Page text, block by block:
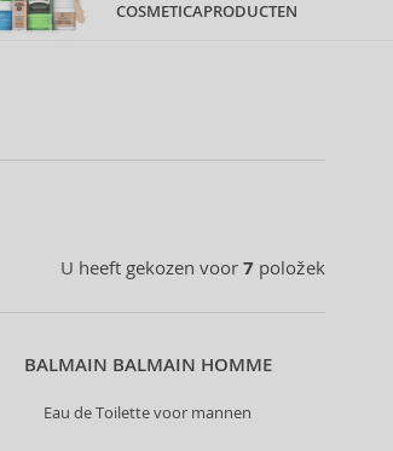
COSMETICAPRODUCTEN
U heeft gekozen voor 7 položek
BALMAIN BALMAIN HOMME
Eau de Toilette voor mannen